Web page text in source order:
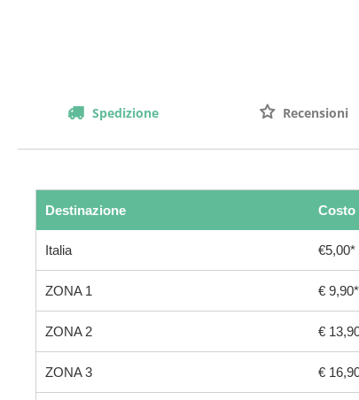
Spedizione
Destinazione Costo
Italia €5,00*
ZONA 1 € 9,90*
ZONA 2 €
ZONA 3 €
Recensioni